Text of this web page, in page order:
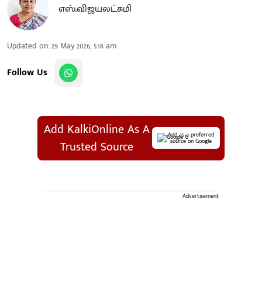
எஸ்.விஜயலட்சுமி
Updated on:29 May 2026, 5:18 am
Follow Us
Add KalkiOnline As A
Trusted Source
Add as a preferred
source on Google
Advertisement